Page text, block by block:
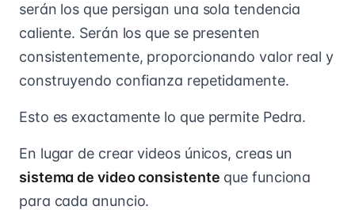
serán los que persigan una sola tendencia
caliente. Serán los que se presenten
consistentemente, proporcionando valor real y
construyendo confianza repetidamente.
Esto es exactamente lo que permite Pedra.
En lugar de crear videos únicos, creas un
sistema de video consistente que funciona
para cada anuncio.